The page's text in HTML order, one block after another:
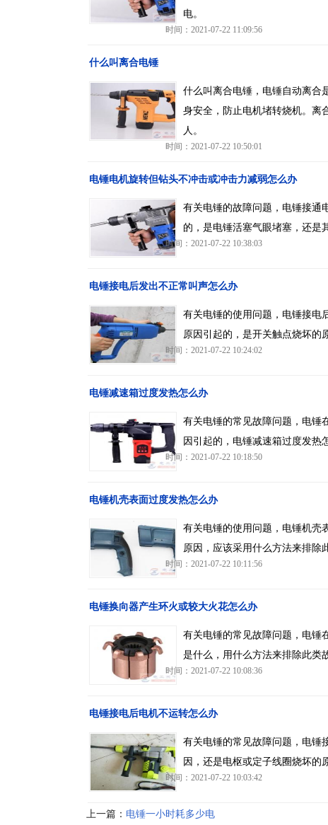
电。
时间：2021-07-22 11:09:56
什么叫离合电锤
什么叫离合电锤，电锤自动离合
身安全，防止电机堵转烧机。离
人。
时间：2021-07-22 10:50:01
电锤电机旋转但钻头不冲击或冲击力减弱怎么办
有关电锤的故障问题，电锤接通
的，是电锤活塞气眼堵塞，还是
时间：2021-07-22 10:38:03
电锤接电后发出不正常叫声怎么办
有关电锤的使用问题，电锤接电
原因引起的，是开关触点烧坏的
时间：2021-07-22 10:24:02
电锤减速箱过度发热怎么办
有关电锤的常见故障问题，电锤
因引起的，电锤减速箱过度发热
时间：2021-07-22 10:18:50
电锤机壳表面过度发热怎么办
有关电锤的使用问题，电锤机壳
原因，应该采用什么方法来排除
时间：2021-07-22 10:11:56
电锤换向器产生环火或较大火花怎么办
有关电锤的常见故障问题，电锤
是什么，用什么方法来排除此类
时间：2021-07-22 10:08:36
电锤接电后电机不运转怎么办
有关电锤的常见故障问题，电锤
因，还是电枢或定子线圈烧坏的
时间：2021-07-22 10:03:42
上一篇： 电锤一小时耗多少电